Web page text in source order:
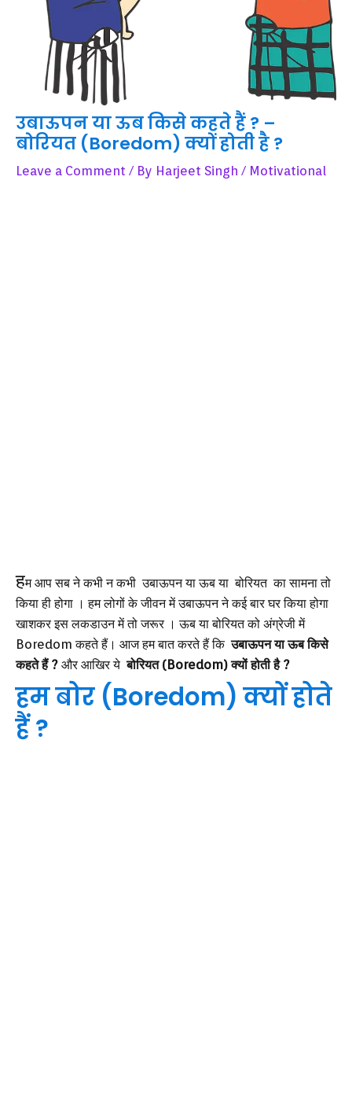
उबाऊपन या ऊब किसे कहते हैं ? –
बोरियत (Boredom) क्यों होती है ?
Leave a Comment / By Harjeet Singh / Motivational
हम आप सब ने कभी न कभी उबाऊपन या ऊब या बोरियत का सामना तो
किया हीहोगा । हम लोगों के जीवन मेंउबाऊपनने कई बार घर किया होगा
खाशकर इस लकडाउन में तो जरूर । ऊब या बोरियत को अंग्रेजी में
Boredom कहते हैं। आज हम बात करते हैं किउबाऊपन या ऊब किसे
कहते हैं ? और आखिर ये बोरियत (Boredom) क्यों होती है ?
हम बोर (Boredom) क्यों होते
हैं ?